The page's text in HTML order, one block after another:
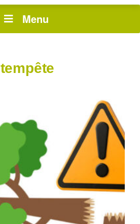
Menu
tempête